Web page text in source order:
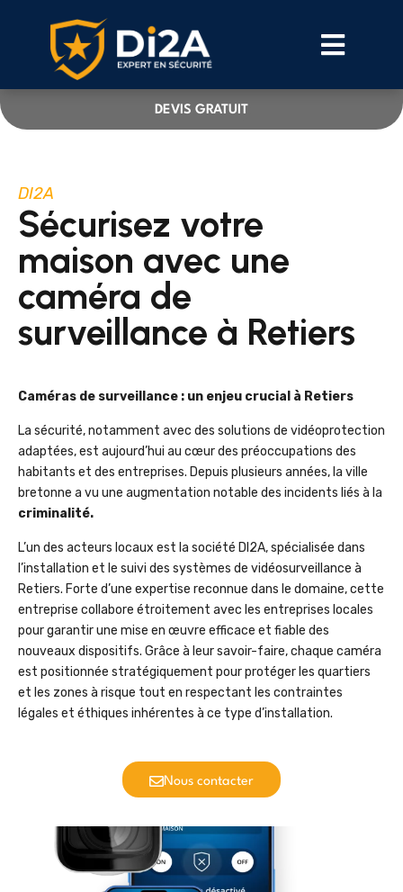
DEVIS GRATUIT
DI2A
Sécurisez votre
maison avec une
caméra de
surveillance à Retiers
Caméras de surveillance : un enjeu crucial à Retiers
La sécurité, notamment avec des solutions de vidéoprotection
adaptées, est aujourd’hui au cœur des préoccupations des
habitants et des entreprises. Depuis plusieurs années, la ville
bretonne a vu une augmentation notable des incidents liés à la
criminalité.
L’un des acteurs locaux est la société DI2A, spécialisée dans
l’installation et le suivi des systèmes de vidéosurveillance à
Retiers. Forte d’une expertise reconnue dans le domaine, cette
entreprise collabore étroitement avec les entreprises locales
pour garantir une mise en œuvre efficace et fiable des
nouveaux dispositifs. Grâce à leur savoir-faire, chaque caméra
est positionnée stratégiquement pour protéger les quartiers
et les zones à risque tout en respectant les contraintes
légales et éthiques inhérentes à ce type d’installation.
Nous contacter